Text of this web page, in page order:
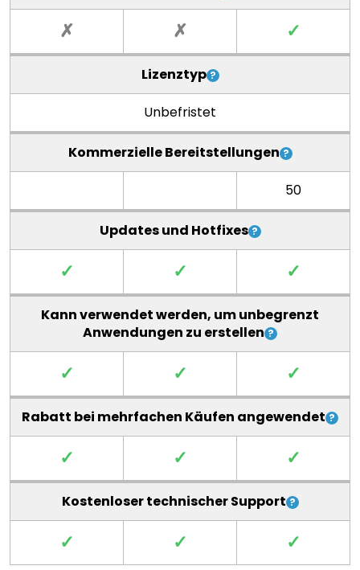
✗ ✗ ✓
Lizenztyp
Unbefristet
Kommerzielle Bereitstellungen
50
Updates und Hotfixes
✓ ✓ ✓
Kann verwendet werden, um unbegrenzt
Anwendungen zu erstellen
✓ ✓ ✓
Rabatt bei mehrfachen Käufen angewendet
✓ ✓ ✓
Kostenloser technischer Support
✓ ✓ ✓